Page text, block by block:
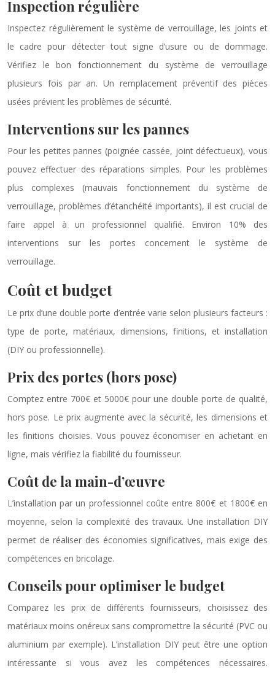
Inspection régulière
Inspectez régulièrement le système de verrouillage, les joints et
le cadre pour détecter tout signe d’usure ou de dommage.
Vérifiez le bon fonctionnement du système de verrouillage
plusieurs fois par an. Un remplacement préventif des pièces
usées prévient les problèmes de sécurité.
Interventions sur les pannes
Pour les petites pannes (poignée cassée, joint défectueux), vous
pouvez effectuer des réparations simples. Pour les problèmes
plus complexes (mauvais fonctionnement du système de
verrouillage, problèmes d’étanchéité importants), il est crucial de
faire appel à un professionnel qualifié. Environ 10% des
interventions sur les portes concernent le système de
verrouillage.
Coût et budget
Le prix d’une double porte d’entrée varie selon plusieurs facteurs :
type de porte, matériaux, dimensions, finitions, et installation
(DIY ou professionnelle).
Prix des portes (hors pose)
Comptez entre 700€ et 5000€ pour une double porte de qualité,
hors pose. Le prix augmente avec la sécurité, les dimensions et
les finitions choisies. Vous pouvez économiser en achetant en
ligne, mais vérifiez la fiabilité du fournisseur.
Coût de la main-d’œuvre
L’installation par un professionnel coûte entre 800€ et 1800€ en
moyenne, selon la complexité des travaux. Une installation DIY
permet de réaliser des économies significatives, mais exige des
compétences en bricolage.
Conseils pour optimiser le budget
Comparez les prix de différents fournisseurs, choisissez des
matériaux moins onéreux sans compromettre la sécurité (PVC ou
aluminium par exemple). L’installation DIY peut être une option
intéressante si vous avez les compétences nécessaires.